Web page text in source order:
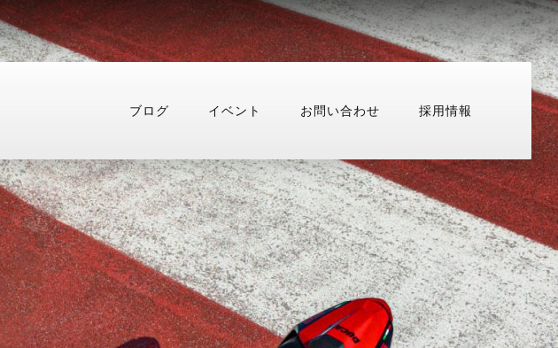
ブログ イベント お問い合わせ 採用情報
お問い合わせ
お問い合わせ 採用情報